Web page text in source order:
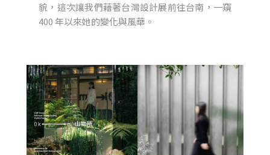
貌，這次讓我們藉著台灣設計展前往台南，一窺
400 年以來她的變化與風華。